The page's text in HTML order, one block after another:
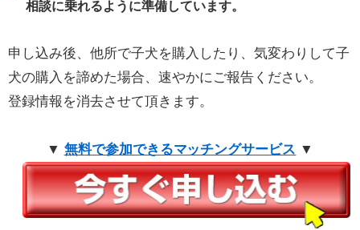
相談に乗れるように準備しています。
申し込み後、他所で子犬を購入したり、気変わりして子
犬の購入を諦めた場合、速やかにご報告ください。
登録情報を消去させて頂きます。
▼ 無料で参加できるマッチングサービス ▼